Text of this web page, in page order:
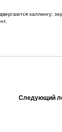
халлингу:
Следующий